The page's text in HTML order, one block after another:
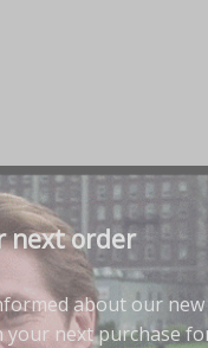
next order
about our new
your next purchase